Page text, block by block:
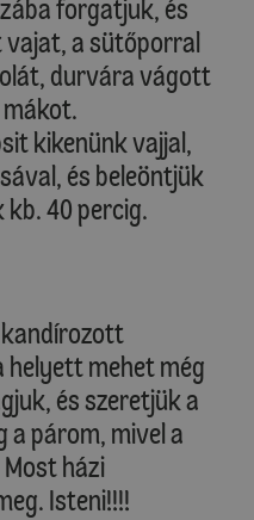
forgatjuk, és
a sütőporral
durvára vágott
kikenünk vajjal,
és beleöntjük
40 percig.
helyett mehet még
és szeretjük a
a párom, mivel a
házi
Isteni!!!!